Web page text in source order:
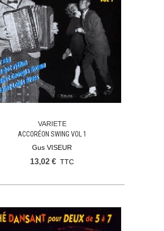
Ajouter Au Panier
VARIETE
ACCORÉON SWING VOL 1
Gus VISEUR
13,02 € TTC